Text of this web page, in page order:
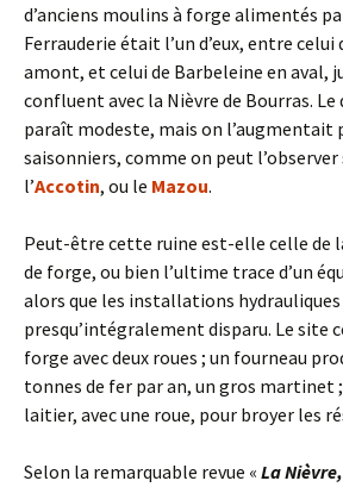
d’anciens moulins à forge alimentés
Ferrauderie était l’un d’eux, entre celui
amont, et celui de Barbeleine en aval,
confluent avec la Nièvre de Bourras.
paraît modeste, mais on l’augmentait
saisonniers, comme on peut l’observer
l’Accotin, ou le Mazou.
Peut-être cette ruine est-elle celle de
de forge, ou bien l’ultime trace d’un
alors que les installations
presqu’intégralement disparu. Le site
forge avec deux roues ; un fourneau
tonnes de fer par an, un gros martinet
laitier, avec une roue, pour broyer les
Selon la remarquable revue « La